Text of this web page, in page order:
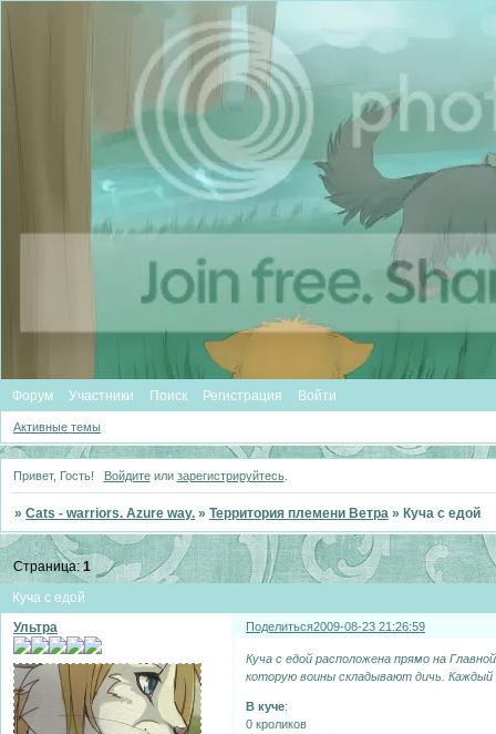
Форум Участники Поиск Регистрация Войти
Активные темы
Привет, Гость! Войдитеили зарегистрируйтесь.
»Cats - warriors. Azure way. »Территория племени Ветра »Куча с едой
Куча с едой
Страница:1
Поделиться2009-08-23 21:26:59
Ультра
Куча с едой расположена прямо на
которую воины складывают дичь.
В куче:
0 кроликов